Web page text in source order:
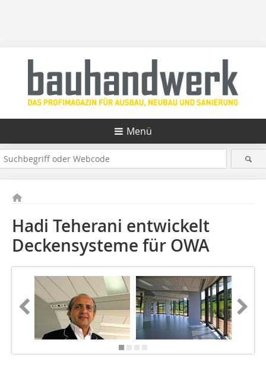
Menü
Hadi Teherani entwickelt
Deckensysteme für OWA